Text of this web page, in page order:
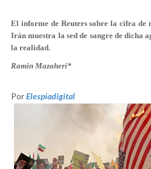
El informe de Reuters sobre la cifra de
Irán muestra la sed de sangre de dicha
la realidad.
Ramin Mazaheri*
PorElespiadigital